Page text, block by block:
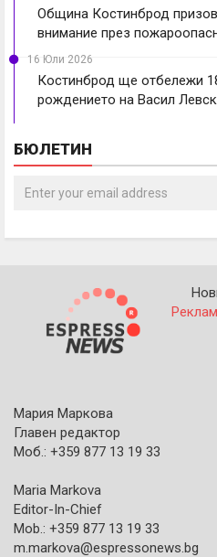
Община Костинброд
внимание през
16 Юли 2026
Костинброд ще отбележи
рождението на Васил
БЮЛЕТИН
Мария Маркова
Главен редактор
Моб.: +359 877 13 19 33
Maria Markova
Editor-In-Chief
Mob.: +359 877 13 19 33
m.markova@espressonews.bg